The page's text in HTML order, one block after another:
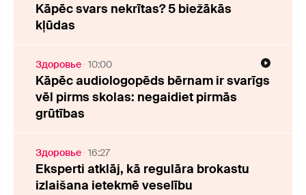
Kāpēc svars nekrītas? 5 biežākās
kļūdas
Здоровье 10:00
Kāpēc audiologopēds bērnam ir svarīgs
vēl pirms skolas: negaidiet pirmās
grūtības
Здоровье 16:27
Eksperti atklāj, kā regulāra brokastu
izlaišana ietekmē veselību